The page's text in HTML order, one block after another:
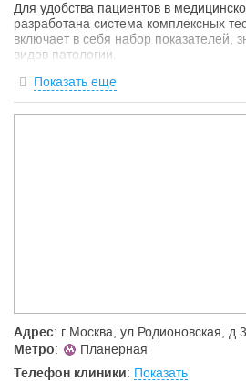
Для удобства пациентов в
разработана система комплексных
включает в себя набор показателей,
видов патологии.
органов и систем.
почте, телефону (по персональному
Показать еще
Адрес: г Москва, ул Родионовская, д 3
Метро:
Планерная
Телефон клиники: Показать